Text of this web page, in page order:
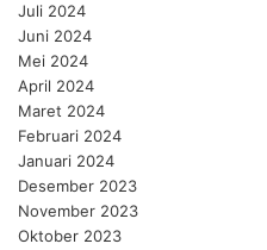
Juli 2024
Juni 2024
Mei 2024
April 2024
Maret 2024
Februari 2024
Januari 2024
Desember 2023
November 2023
Oktober 2023